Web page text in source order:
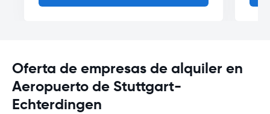
Oferta de empresas de alquiler en
Aeropuerto de Stuttgart-
Echterdingen